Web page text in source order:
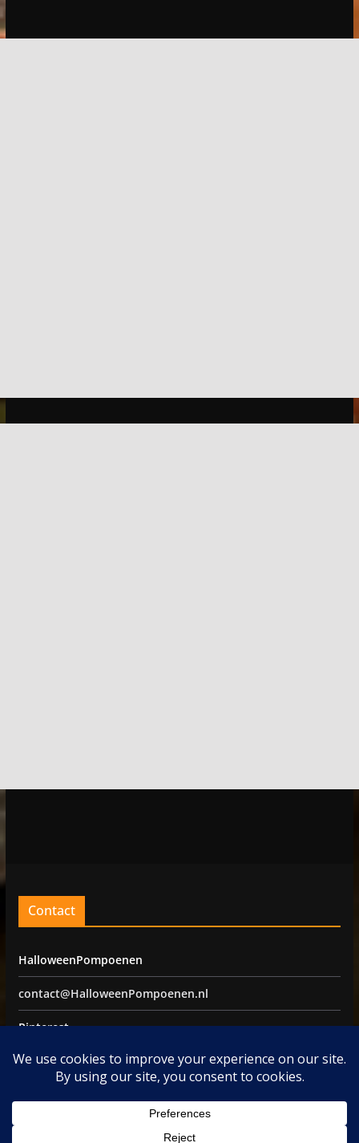
Contact
HalloweenPompoenen
contact@HalloweenPompoenen.nl
Pinterest
Facebook